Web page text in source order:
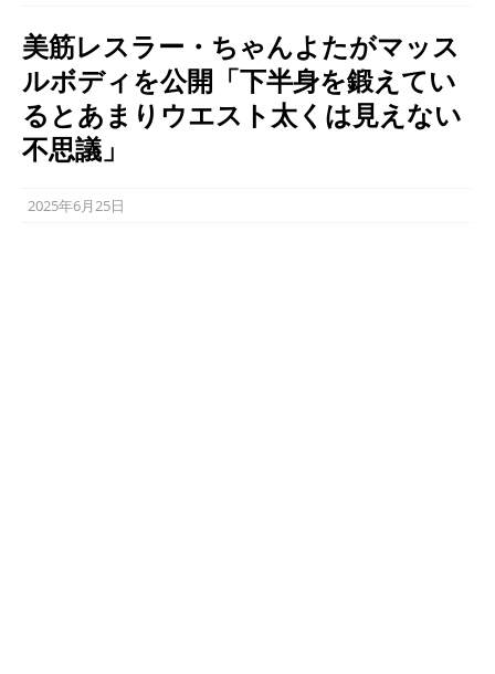
美筋レスラー・ちゃんよたがマッス
ルボディを公開「下半身を鍛えてい
るとあまりウエスト太くは見えない
不思議」
2025年6月25日